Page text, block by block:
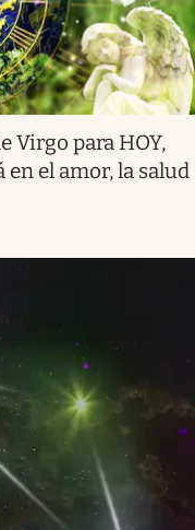
Virgo para HOY,
en el amor, la salud